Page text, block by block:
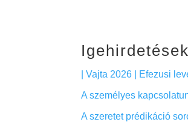
Igehirdetések
| Vajta 2026 | Efezusi
A személyes
A szeretet prédikáció